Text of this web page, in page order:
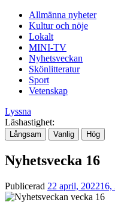
Allmänna nyheter
Kultur och nöje
Lokalt
MINI-TV
Nyhetsveckan
Skönlitteratur
Sport
Vetenskap
Lyssna
Läshastighet:
Långsam Vanlig Hög
Nyhetsvecka 16
Publicerad 22 april, 202216,